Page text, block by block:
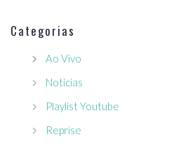
Categorias
Ao Vivo
Notícias
Playlist Youtube
Reprise